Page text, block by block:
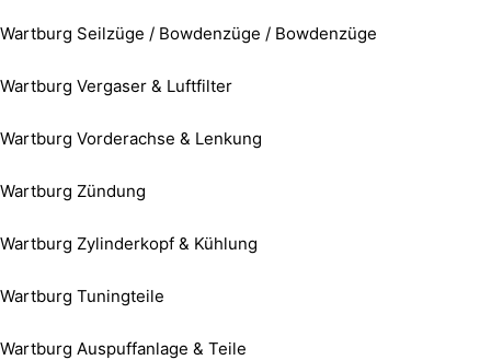
Wartburg Seilzüge / Bowdenzüge / Bowdenzüge
Wartburg Vergaser & Luftfilter
Wartburg Vorderachse & Lenkung
Wartburg Zündung
Wartburg Zylinderkopf & Kühlung
Wartburg Tuningteile
Wartburg Auspuffanlage & Teile